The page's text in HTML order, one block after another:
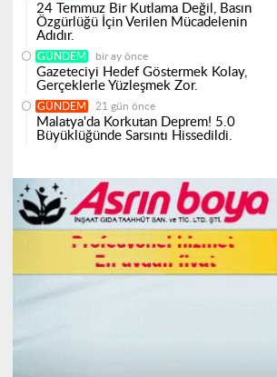
24 Temmuz Bir Kutlama Değil, Basın
Özgürlüğü İçin Verilen Mücadelenin
Adıdır.
GÜNDEM bir ay önce
Gazeteciyi Hedef Göstermek Kolay,
Gerçeklerle Yüzleşmek Zor.
GÜNDEM 21 gün önce
Malatya'da Korkutan Deprem! 5.0
Büyüklüğünde Sarsıntı Hissedildi.